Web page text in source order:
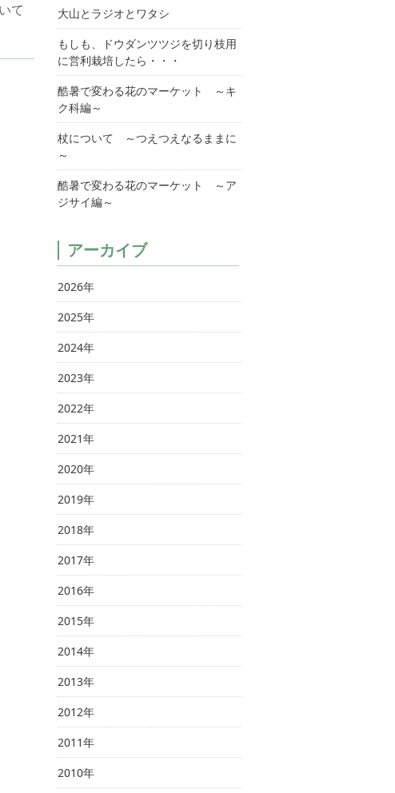
て
大山とラジオとワタシ
もしも、ドウダンツツジを切り枝用
に営利栽培したら・・・
酷暑で変わる花のマーケット ～キ
ク科編～
杖について ～つえつえなるままに
～
酷暑で変わる花のマーケット ～ア
ジサイ編～
アーカイブ
2026年
2025年
2024年
2023年
2022年
2021年
2020年
2019年
2018年
2017年
2016年
2015年
2014年
2013年
2012年
2011年
2010年